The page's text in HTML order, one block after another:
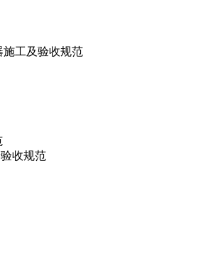
施工及验收规范
收规范